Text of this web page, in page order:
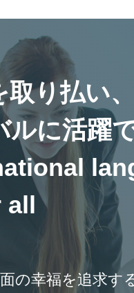
り払い、
ルに活躍
all
の幸福を追求す